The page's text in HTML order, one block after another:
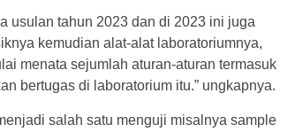
usulan tahun 2023 dan di 2023 ini juga
kemudian alat-alat laboratoriumnya,
menata sejumlah aturan-aturan termasuk
bertugas di laboratorium itu.” ungkapnya.
salah satu menguji misalnya sample